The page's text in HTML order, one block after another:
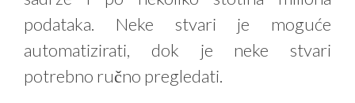
podataka. Neke stvari je moguće
automatizirati, dok je neke stvari
potrebno ručno pregledati.